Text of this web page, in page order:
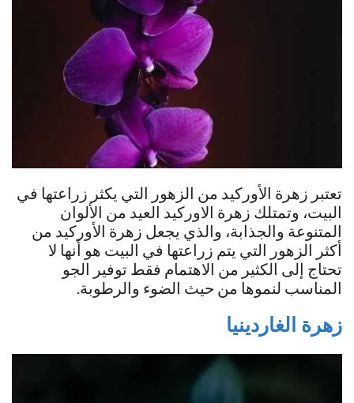
تعتبر زهرة الأوركيد من الزهور التي يكثر زراعتها في
البيت، وتمتلك زهرة الاوركيد العيد من الألوان
المتنوعة والجذابة، والذي يجعل زهرة الأوركيد من
أكثر الزهور التي يتم زراعتها في البيت هو أنها لا
تحتاج إلى الكثير من الاهتمام فقط توفير الجو
المناسب لنموها من حيث الضوء والرطوبة.
زهرة الغاردينيا